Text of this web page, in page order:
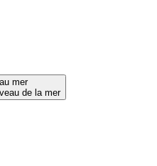
mer
de la mer